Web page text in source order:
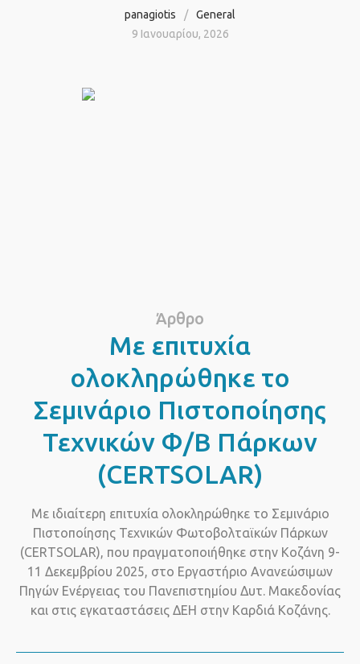
panagiotis
General
9 Ιανουαρίου, 2026
Άρθρο
Με επιτυχία
ολοκληρώθηκε το
Σεμινάριο Πιστοποίησης
Τεχνικών Φ/Β Πάρκων
(CERTSOLAR)
Με ιδιαίτερη επιτυχία ολοκληρώθηκε το Σεμινάριο
Πιστοποίησης Τεχνικών Φωτοβολταϊκών Πάρκων
(CERTSOLAR), που πραγματοποιήθηκε στην Κοζάνη 9-
11 Δεκεμβρίου 2025, στο Εργαστήριο Ανανεώσιμων
Πηγών Ενέργειας του Πανεπιστημίου Δυτ. Μακεδονίας
και στις εγκαταστάσεις ΔΕΗ στην Καρδιά Κοζάνης.